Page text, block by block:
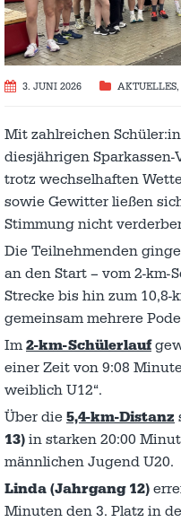
3. JUNI 2026 AKTUELLES,
Mit zahlreichen
diesjährigen
trotz wechselhaften
sowie Gewitter ließen
Stimmung nicht
Die Teilnehmenden
an den Start – vom 2-km-
Strecke bis hin zum
gemeinsam mehrere
Im 2-km-Schülerlauf
einer Zeit von 9:08
weiblich U12“.
Über die 5,4-km-Distanz
13) in starken 20:00
männlichen Jugend U20.
Linda (Jahrgang 12)
Minuten den 3. Platz in